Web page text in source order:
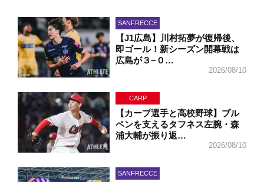
SANFRECCE
【J1広島】川村拓夢が復帰後、
即ゴール！新シーズン開幕戦は
広島が３−０…
2026/08/10
CARP
【カープ選手と高校野球】ブル
ペンを支えるタフネス左腕・森
浦大輔が振り返…
2026/08/10
SANFRECCE